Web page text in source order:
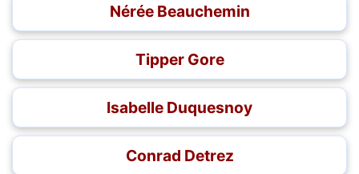
Nérée Beauchemin
Tipper Gore
Isabelle Duquesnoy
Conrad Detrez